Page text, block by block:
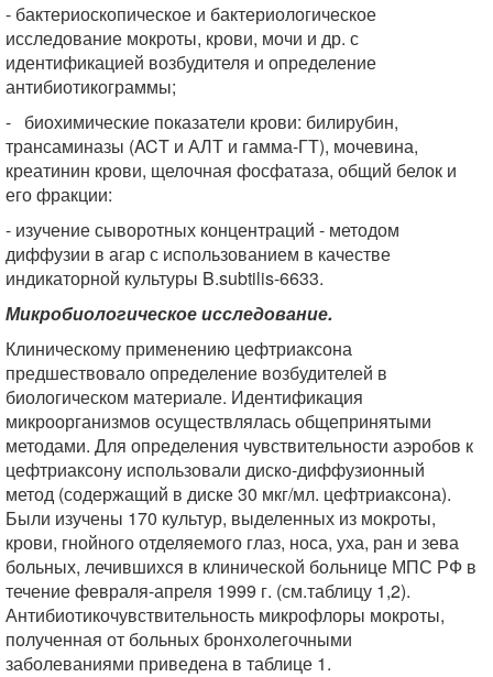
- бактериоскопическое и бактериологическое
исследование мокроты, крови, мочи и др. с
идентификацией возбудителя и определение
антибиотикограммы;
- биохимические показатели крови: билирубин,
трансаминазы (ACT и АЛТ и гамма-ГТ), мочевина,
креатинин крови, щелочная фосфатаза, общий белок и
его фракции:
- изучение сыворотных концентраций - методом
диффузии в агар с использованием в качестве
индикаторной культуры B.subtilis-6633.
Микробиологическое исследование.
Клиническому применению цефтриаксона
предшествовало определение возбуди­телей в
биологическом материале. Идентификация
микроорганизмов осуществлялась общепринятыми
методами. Для определения чувствительности аэробов к
цефтриаксону использовали диско-диффузионный
метод (содержащий в диске 30 мкг/мл. цефтриаксона).
Были изучены 170 культур, выделенных из мокроты,
крови, гнойного отделяемого глаз, носа, уха, ран и зева
больных, лечившихся в клинической больнице МПС РФ в
течение февраля-апреля 1999 г. (см.таблицу 1,2).
Антибиотикочувствительность микрофлоры мокроты,
полученная от больных бронхолегочными
заболеваниями приведена в таблице 1.